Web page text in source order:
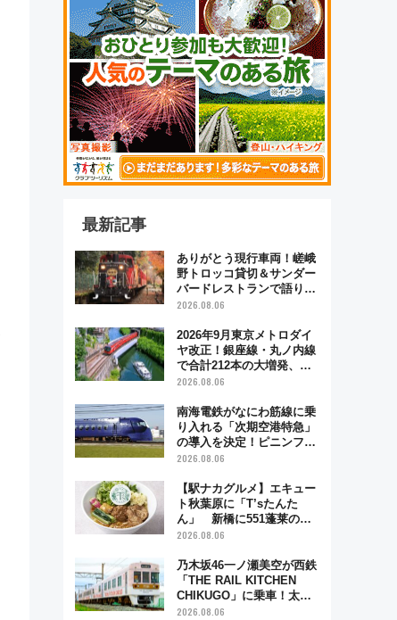
最新記事
ありがとう現行車両！嵯峨
野トロッコ貸切＆サンダー
バードレストランで語り合
う秋の京都 斉藤雪乃＆福
日「京都の鉄道満喫ツア
ー」開催
2026.08.06
2026年9月東京メトロダイ
ヤ改正！銀座線・丸ノ内線
で合計212本の大増発、混
雑緩和に期待
2026.08.06
南海電鉄がなにわ筋線に乗
り入れる「次期空港特急」
の導入を決定！ピニンファ
リーナによる日本初の鉄道
2026.08.06
【駅ナカグルメ】エキュー
ト秋葉原に「T’sたんた
ん」 新橋に551蓬莱の
DNAを継ぐ「東京豚饅」、
まご」新グルメ続々登場！
【2026年8月】
2026.08.06
乃木坂46一ノ瀬美空が西鉄
「THE RAIL KITCHEN
CHIKUGO」に乗車！太宰
府･柳川を巡る福岡観光列
2026.08.06